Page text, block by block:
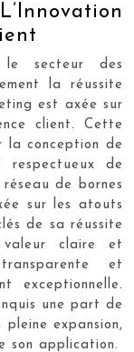
le secteur des
la réussite
est axée sur
client. Cette
la conception de
respectueux de
réseau de bornes
sur les atouts
de sa réussite
claire et
et
exceptionnelle.
une part de
expansion,
son application.